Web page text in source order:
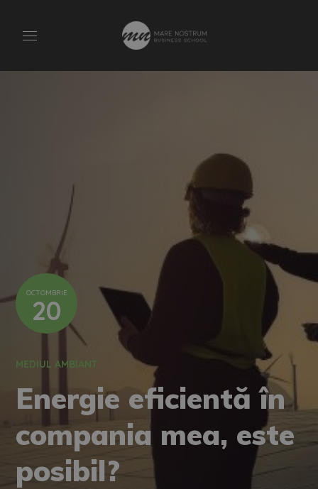
OCTOMBRIE
20
MEDIUL AMBIANT
Energie eficientă în
compania mea, este
posibil?